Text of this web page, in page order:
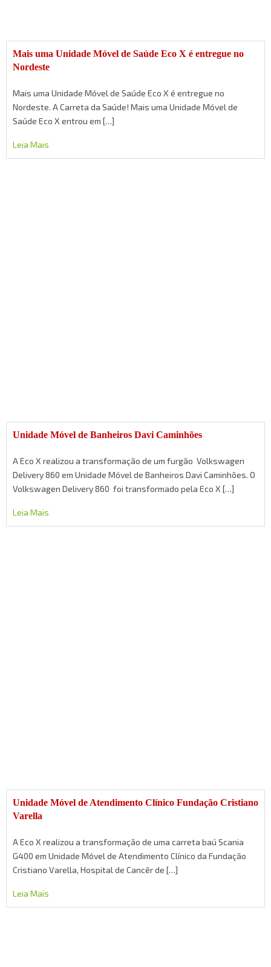
Mais uma Unidade Móvel de Saúde Eco X é entregue no
Nordeste
Mais uma Unidade Móvel de Saúde Eco X é entregue no
Nordeste. A Carreta da Saúde! Mais uma Unidade Móvel de
Saúde Eco X entrou em […]
Leia Mais
Unidade Móvel de Banheiros Davi Caminhões
A Eco X realizou a transformação de um furgão Volkswagen
Delivery 860 em Unidade Móvel de Banheiros Davi Caminhões. O
Volkswagen Delivery 860 foi transformado pela Eco X […]
Leia Mais
Unidade Móvel de Atendimento Clínico Fundação Cristiano
Varella
A Eco X realizou a transformação de uma carreta baú Scania
G400 em Unidade Móvel de Atendimento Clínico da Fundação
Cristiano Varella, Hospital de Cancêr de […]
Leia Mais